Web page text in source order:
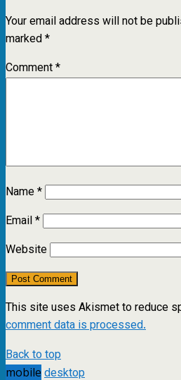
Your email address will not be
marked*
Comment*
Name*
Email*
Website
This site uses Akismet to reduce
comment data is processed.
Back to top
mobile desktop